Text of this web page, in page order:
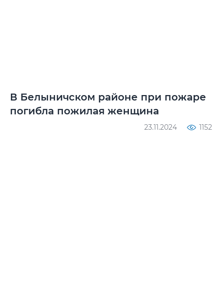
В Белыничском районе при пожаре
погибла пожилая женщина
23.11.2024 1152